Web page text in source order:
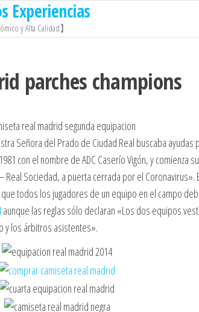
Experiencias
y Alta Calidad】
parches champions
Señora del Prado de Ciudad Real buscaba ayudas
con el nombre de ADC Caserío Vigón, y comienza
Real Sociedad, a puerta cerrada por el Coronavirus».
todos los jugadores de un equipo en el campo
aunque las reglas sólo declaran «Los dos equipos
y los árbitros asistentes».